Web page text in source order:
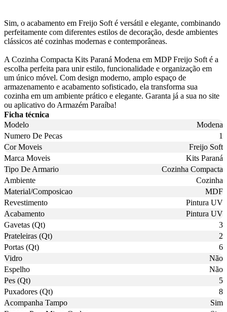
Sim, o acabamento em Freijo Soft é versátil e elegante, combinando
perfeitamente com diferentes estilos de decoração, desde ambientes
clássicos até cozinhas modernas e contemporâneas.
A Cozinha Compacta Kits Paraná Modena em MDP Freijo Soft é a
escolha perfeita para unir estilo, funcionalidade e organização em
um único móvel. Com design moderno, amplo espaço de
armazenamento e acabamento sofisticado, ela transforma sua
cozinha em um ambiente prático e elegante. Garanta já a sua no site
ou aplicativo do Armazém Paraíba!
Ficha técnica
Modelo
Modena
Numero De Pecas
1
Cor Moveis
Freijo Soft
Marca Moveis
Kits Paraná
Tipo De Armario
Cozinha Compacta
Ambiente
Cozinha
Material/Composicao
MDF
Revestimento
Pintura UV
Acabamento
Pintura UV
Gavetas (Qt)
3
Prateleiras (Qt)
2
Portas (Qt)
6
Vidro
Não
Espelho
Não
Pes (Qt)
5
Puxadores (Qt)
8
Acompanha Tampo
Sim